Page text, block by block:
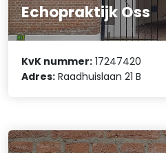
Echopraktijk Oss
KvK nummer: 17247420
Adres: Raadhuislaan 21 B